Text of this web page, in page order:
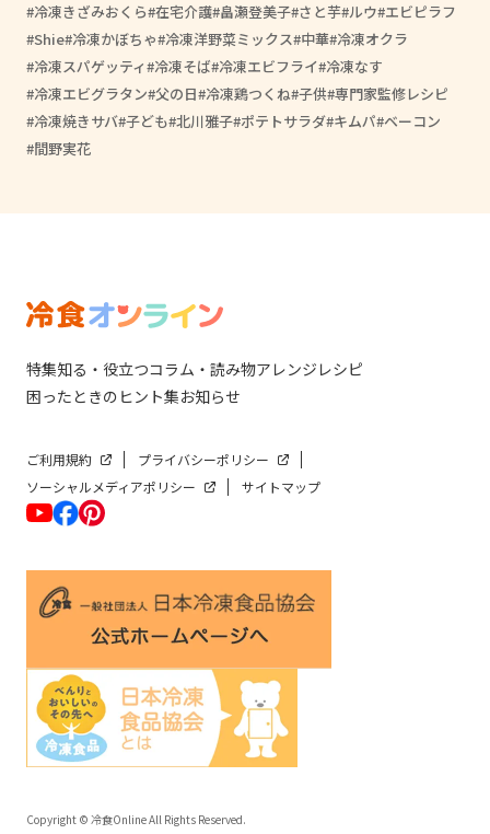
冷凍きざみおくら 在宅介護 畠瀬登美子 さと芋 ルウ エビピラフ
Shie 冷凍かぼちゃ 冷凍洋野菜ミックス 中華 冷凍オクラ
冷凍スパゲッティ 冷凍そば 冷凍エビフライ 冷凍なす
冷凍エビグラタン 父の日 冷凍鶏つくね 子供 専門家監修レシピ
冷凍焼きサバ 子ども 北川雅子 ポテトサラダ キムパ ベーコン
間野実花
特集知る・役立つコラム・読み物アレンジレシピ
困ったときのヒント集お知らせ
ご利用規約
プライバシーポリシー
ソーシャルメディアポリシー
サイトマップ
Copyright © 冷食Online All Rights Reserved.